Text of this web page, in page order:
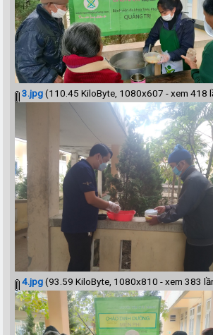
3.jpg(110.45 KiloByte, 1080x607 - xem 418
4.jpg(93.59 KiloByte, 1080x810 - xem 383